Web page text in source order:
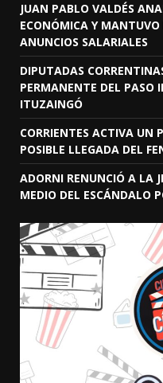
JUAN PABLO VALDÉS
ECONÓMICA Y MANTUVO
ANUNCIOS SALARIALES
DIPUTADAS
PERMANENTE DEL PASO
ITUZAINGÓ
CORRIENTES ACTIVA UN
POSIBLE LLEGADA DEL
ADORNI RENUNCIÓ A LA
MEDIO DEL ESCÁNDALO